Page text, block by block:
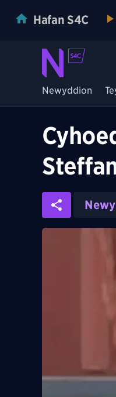
Hafan S4C
Newyddion